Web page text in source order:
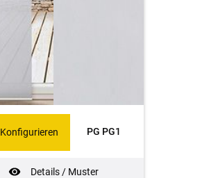
PG PG1
Details / Muster
Konfigurieren